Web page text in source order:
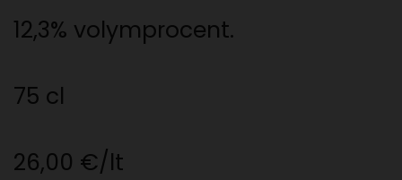
12,3% volymprocent.
75 cl
26,00 €/lt